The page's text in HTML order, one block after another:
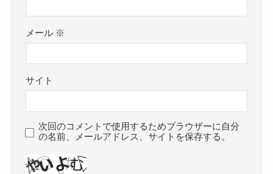
メール ※
サイト
次回のコメントで使用するためブラウザーに自分
の名前、メールアドレス、サイトを保存する。